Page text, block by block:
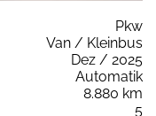
Pkw
Van / Kleinbus
Dez / 2025
Automatik
8.880 km
5